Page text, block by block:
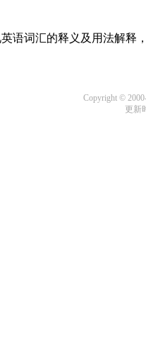
语词汇的释义及用法解
Copyright ©
更新